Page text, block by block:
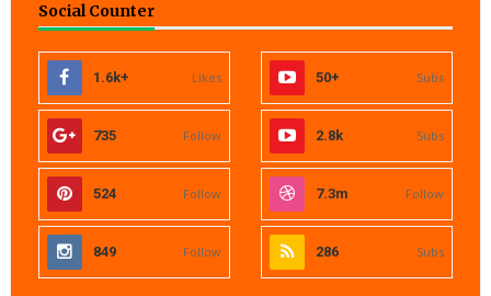
Social Counter
1.6k+ Likes 50+ Subs
735 Follow 2.8k Subs
524 Follow 7.3m Follow
849 Follow 286 Subs